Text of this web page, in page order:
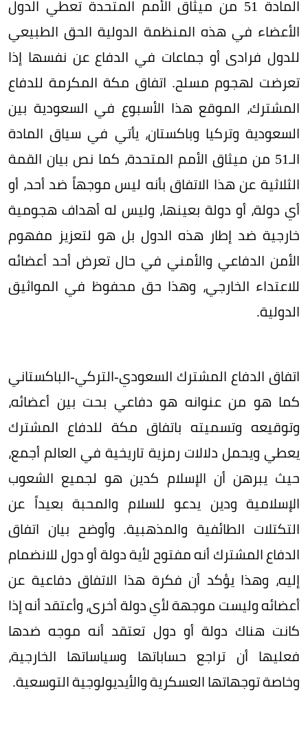
المادة 51 من ميثاق الأمم المتحدة تعطي الدول
الأعضاء في هذه المنظمة الدولية الحق الطبيعي
للدول فرادى أو جماعات في الدفاع عن نفسها إذا
تعرضت لهجوم مسلح. اتفاق مكة المكرمة للدفاع
المشترك، الموقع هذا الأسبوع في السعودية بين
السعودية وتركيا وباكستان، يأتي في سياق المادة
الـ51 من ميثاق الأمم المتحدة، كما نص بيان القمة
الثلاثية عن هذا الاتفاق بأنه ليس موجهاً ضد أحد، أو
أي دولة، أو دولة بعينها، وليس له أهداف هجومية
خارجية ضد إطار هذه الدول بل هو لتعزيز مفهوم
الأمن الدفاعي والأمني في حال تعرض أحد أعضائه
للاعتداء الخارجي، وهذا حق محفوظ في المواثيق
الدولية.
اتفاق الدفاع المشترك السعودي-التركي-الباكستاني
كما هو من عنوانه هو دفاعي بحت بين أعضائه،
وتوقيعه وتسميته باتفاق مكة للدفاع المشترك
يعطي ويحمل دلالات رمزية تاريخية في العالم أجمع،
حيث يبرهن أن الإسلام كدين هو لجميع الشعوب
الإسلامية ودين يدعو للسلام والمحبة بعيداً عن
التكتلات الطائفية والمذهبية. وأوضح بيان اتفاق
الدفاع المشترك أنه مفتوح لأية دولة أو دول للانضمام
إليه، وهذا يؤكد أن فكرة هذا الاتفاق دفاعية عن
أعضائه وليست موجهة لأي دولة أخرى، وأعتقد أنه إذا
كانت هناك دولة أو دول تعتقد أنه موجه ضدها
فعليها أن تراجع حساباتها وسياساتها الخارجية،
وخاصة توجهاتها العسكرية والأيديولوجية التوسعية.